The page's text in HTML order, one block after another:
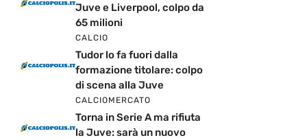
Juve e Liverpool, colpo da
65 milioni
CALCIO
Tudor lo fa fuori dalla
formazione titolare: colpo
di scena alla Juve
CALCIOMERCATO
Torna in Serie A ma rifiuta
la Juve: sarà un nuovo